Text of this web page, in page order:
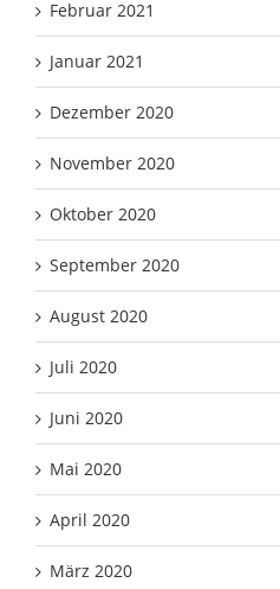
Februar 2021
Januar 2021
Dezember 2020
November 2020
Oktober 2020
September 2020
August 2020
Juli 2020
Juni 2020
Mai 2020
April 2020
März 2020